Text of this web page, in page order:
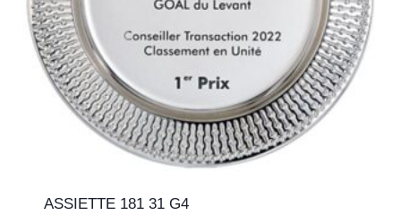
ASSIETTE 181 31 G4